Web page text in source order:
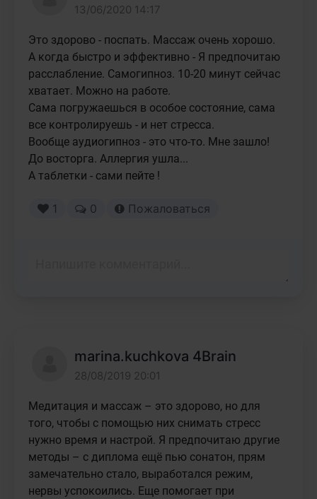
13/06/2020 14:17
Это здорово - поспать. Массаж очень хорошо.
А когда быстро и эффективно - Я предпочитаю
расслабление. Самогипноз. 10-20 минут сейчас
хватает. Можно на работе.
Сама погружаешься в особое состояние, сама
все контролируешь - и нет стресса.
Вообще аудиогипноз - это что-то. Мне зашло!
До восторга. Аллергия ушла...
А таблетки - сами пейте !
1 0 Пожаловаться
marina.kuchkova 4Brain
28/08/2019 20:01
Медитация и массаж – это здорово, но для
того, чтобы с помощью них снимать стресс
нужно время и настрой. Я предпочитаю другие
методы – с диплома ещё пью сонатон, прям
замечательно стало, выработался режим,
нервы успокоились. Еще помогает при